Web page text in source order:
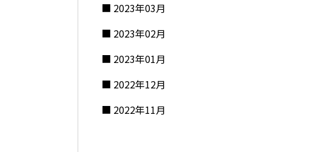
2023年03月
2023年02月
2023年01月
2022年12月
2022年11月